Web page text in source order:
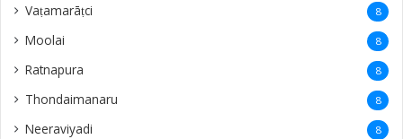
Vaṭamarāṭci 8
Moolai 8
Ratnapura 8
Thondaimanaru 8
Neeraviyadi 8